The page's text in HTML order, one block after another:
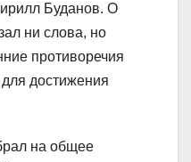
Буданов. О
ни слова, но
противоречия
достижения
на общее